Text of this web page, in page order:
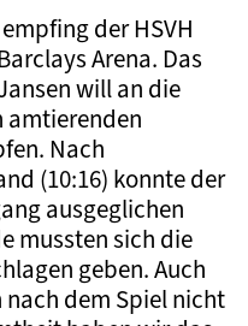
der HSVH
Arena. Das
will an die
amtierenden
Nach
(10:16) konnte der
ausgeglichen
mussten sich die
geben. Auch
nach dem Spiel nicht